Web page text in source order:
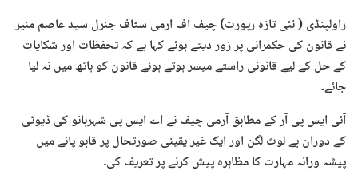
راولپنڈی ( نئی تازہ رپورٹ) چیف آف آرمی سٹاف جنرل سید عاصم منیر
نے قانون کی حکمرانی پر زور دیتے ہوئے کہا ہے کہ تحفظات اور شکایات
کے حل کے لیے قانونی راستے میسر ہوتے ہوئے قانون کو ہاتھ میں نہ لیا
جائے۔
آئی ایس پی آر کے مطابق آرمی چیف نے اے ایس پی شہربانو کی ڈیوٹی
کے دوران بے لوث لگن اور ایک غیر یقینی صورتحال پر قابو پانے میں
پیشہ ورانہ مہارت کا مظاہرہ پیش کرنے پر تعریف کی۔